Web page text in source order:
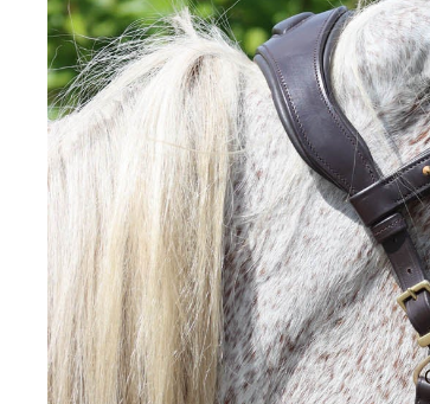
Roeckl Sports
Schockemöhle Sports
Schockemöhle Spring / Summer 2026
Schockemöhle Autumn Winter 2025
Schockemöhle Spring/Summer 25
Smart grooming
Sprenger
SUOMY
TDET
Thermequin
Thinline